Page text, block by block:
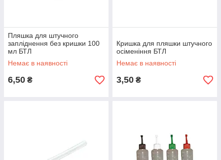
Пляшка для штучного
запліднення без кришки 100
мл БТЛ
Немає в наявності
6,50 ₴
Кришка для пляшки штучного
осіменіння БТЛ
Немає в наявності
3,50 ₴